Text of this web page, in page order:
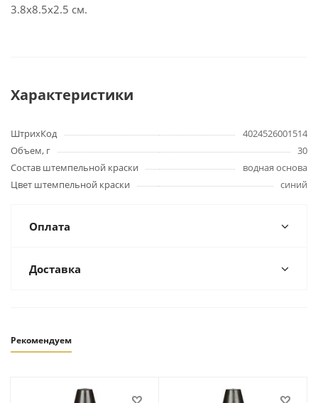
3.8x8.5x2.5 см.
Характеристики
ШтрихКод
4024526001514
Объем, г
30
Состав штемпельной краски
водная основа
Цвет штемпельной краски
синий
Оплата
Доставка
Рекомендуем